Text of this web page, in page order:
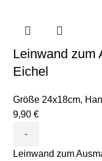
Leinwand zum
Eichel
Größe 24x18cm,
9,90 €
Leinwand zum